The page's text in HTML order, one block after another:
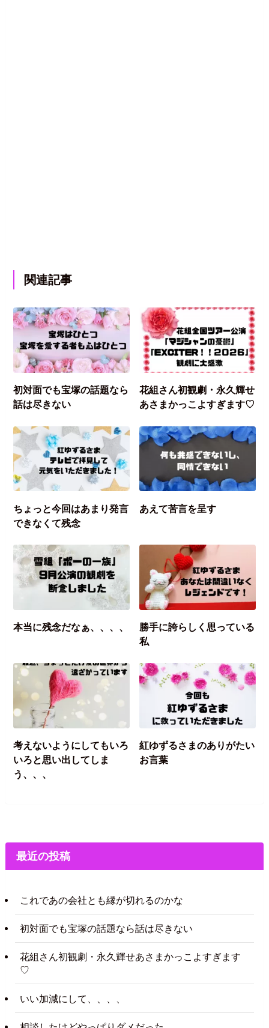
関連記事
初対面でも宝塚の話題なら
話は尽きない
花組さん初観劇・永久輝せ
あさまかっこよすぎます♡
ちょっと今回はあまり発言
できなくて残念
あえて苦言を呈す
本当に残念だなぁ、、、、
勝手に誇らしく思っている
私
考えないようにしてもいろ
いろと思い出してしま
う、、、
紅ゆずるさまのありがたい
お言葉
最近の投稿
これであの会社とも縁が切れるのかな
初対面でも宝塚の話題なら話は尽きない
花組さん初観劇・永久輝せあさまかっこよすぎます
♡
いい加減にして、、、、